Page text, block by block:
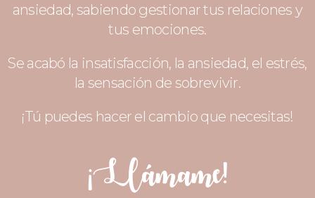
ansiedad, sabiendo gestionar tus relaciones y
tus emociones.
Se acabó la insatisfacción, la ansiedad, el estrés,
la sensación de sobrevivir.
¡Tú puedes hacer el cambio que necesitas!
¡Llámame!